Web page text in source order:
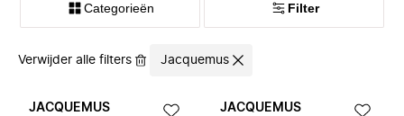
Categorieën Filter
Verwijder alle filters Jacquemus
JACQUEMUS JACQUEMUS